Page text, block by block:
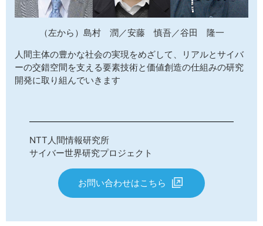
（左から）島村 潤／安藤 慎吾／谷田 隆一
人間主体の豊かな社会の実現をめざして、リアルとサイバ
ーの交錯空間を支える要素技術と価値創造の仕組みの研究
開発に取り組んでいきます
NTT人間情報研究所
サイバー世界研究プロジェクト
お問い合わせはこちら